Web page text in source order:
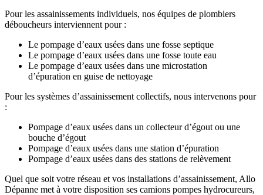
Pour les assainissements individuels, nos équipes de plombiers
déboucheurs interviennent pour :
Le pompage d’eaux usées dans une fosse septique
Le pompage d’eaux usées dans une fosse toute eau
Le pompage d’eaux usées dans une microstation
d’épuration en guise de nettoyage
Pour les systèmes d’assainissement collectifs, nous intervenons pour
:
Pompage d’eaux usées dans un collecteur d’égout ou une
bouche d’égout
Pompage d’eaux usées dans une station d’épuration
Pompage d’eaux usées dans des stations de relèvement
Quel que soit votre réseau et vos installations d’assainissement, Allo
Dépanne met à votre disposition ses camions pompes hydrocureurs,